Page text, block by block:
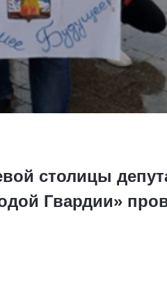
столицы
Гвардии»